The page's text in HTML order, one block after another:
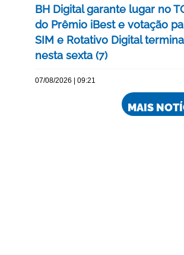
BH Digital garante lugar no
do Prêmio iBest e votação
SIM e Rotativo Digital termina
nesta sexta (7)
07/08/2026 | 09:21
MAIS